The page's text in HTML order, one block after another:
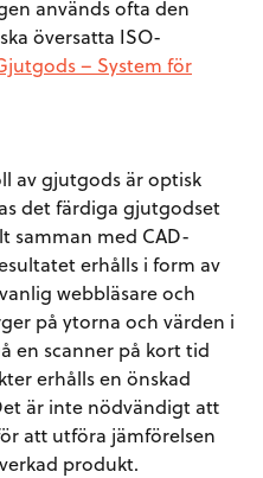
används ofta den
översatta ISO-
– System för
av gjutgods är optisk
det färdiga gjutgodset
samman med CAD-
erhålls i form av
webbläsare och
på ytorna och värden i
en scanner på kort tid
erhålls en önskad
är inte nödvändigt att
att utföra jämförelsen
produkt.